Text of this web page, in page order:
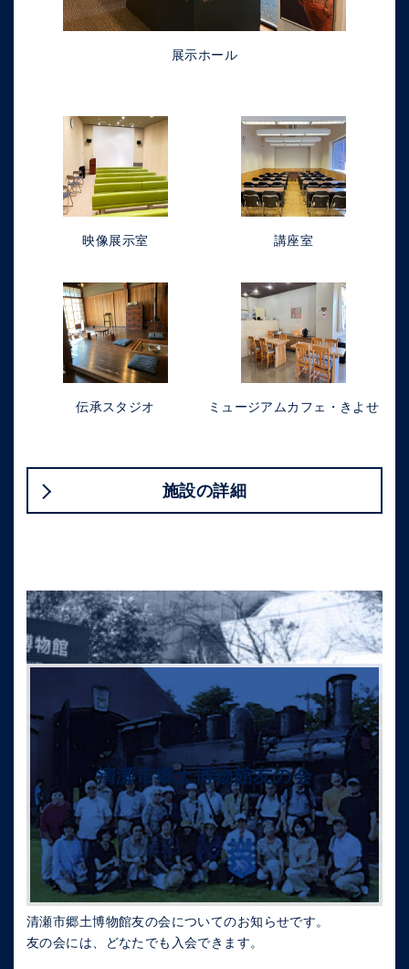
展示ホール
映像展示室 講座室
伝承スタジオ ミュージアムカフェ・きよせ
施設の詳細
清瀬市郷土博物館友の会
清瀬市郷土博物館友の会についてのお知らせです。
友の会には、どなたでも入会できます。